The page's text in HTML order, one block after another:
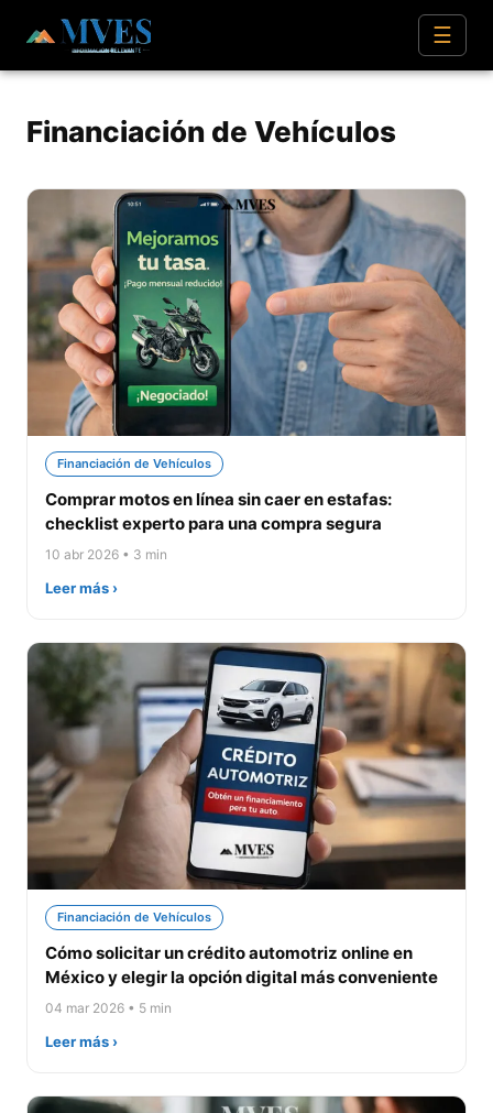
☰
Financiación de Vehículos
Financiación de Vehículos
Comprar motos en línea sin caer en estafas:
checklist experto para una compra segura
10 abr 2026 • 3 min
Leer más ›
Financiación de Vehículos
Cómo solicitar un crédito automotriz online en
México y elegir la opción digital más conveniente
04 mar 2026 • 5 min
Leer más ›